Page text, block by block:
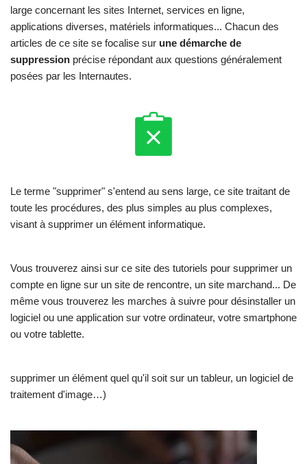
large concernant les sites Internet, services en ligne,
applications diverses, matériels informatiques... Chacun des
articles de ce site se focalise sur une démarche de
suppression précise répondant aux questions généralement
posées par les Internautes.
Le terme "supprimer" s'entend au sens large, ce site traitant de
toute les procédures, des plus simples au plus complexes,
visant à supprimer un élément informatique.
Vous trouverez ainsi sur ce site des tutoriels pour supprimer un
compte en ligne sur un site de rencontre, un site marchand... De
même vous trouverez les marches à suivre pour désinstaller un
logiciel ou une application sur votre ordinateur, votre smartphone
ou votre tablette.
supprimer un élément quel qu'il soit sur un tableur, un logiciel de
traitement d'image…)